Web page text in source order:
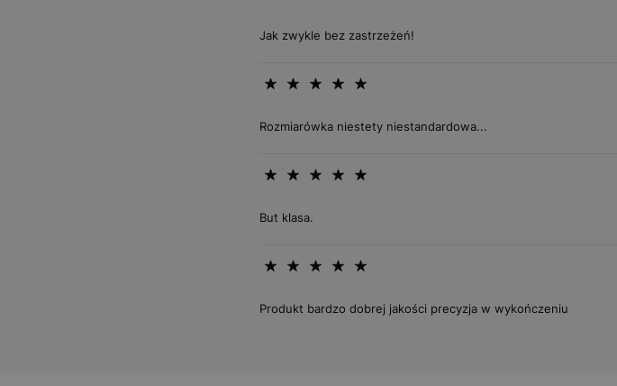
Jak zwykle bez zastrzeżeń!
Rozmiarówka niestety niestandardowa...
But klasa.
Produkt bardzo dobrej jakości precyzja w wykończeniu